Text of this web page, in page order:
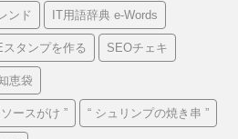
ンド IT用語辞典 e-Words
スタンプを作る SEOチェキ
恵袋
ースがけ ” “ シュリンプの焼き串 ”